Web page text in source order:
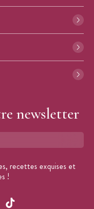
newsletter
recettes exquises et
!